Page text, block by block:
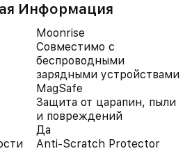
Информация
Moonrise
Совместимо с
беспроводными
зарядными устройствами
MagSafe
Защита от царапин, пыли
и повреждений
Да
Anti-Scratch Protector